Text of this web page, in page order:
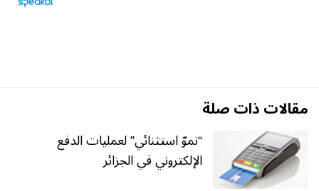
مقالات ذات صلة
“نموّ استثنائي” لعمليات الدفع
الإلكتروني في الجزائر